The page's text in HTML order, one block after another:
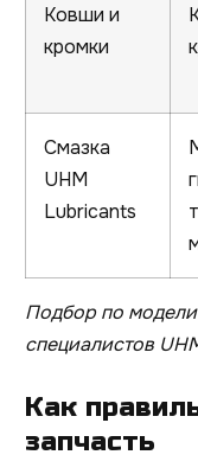
Ковши и
кромки
Смазка
UHM
Lubricants
Подбор по
специалистов
Как
запчасть